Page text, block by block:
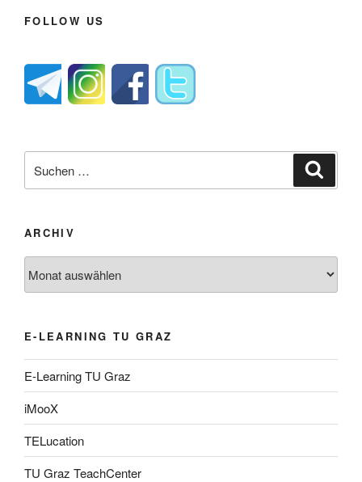
FOLLOW US
nach:
ARCHIV
E-LEARNING TU GRAZ
E-Learning TU Graz
iMooX
TELucation
TU Graz TeachCenter